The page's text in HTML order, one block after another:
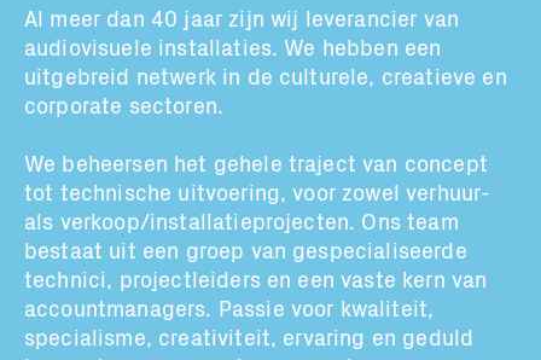
Al meer dan 40 jaar zijn wij leverancier van
audiovisuele installaties. We hebben een
uitgebreid netwerk in de culturele, creatieve en
corporate sectoren.
We beheersen het gehele traject van concept
tot technische uitvoering, voor zowel verhuur-
als verkoop/installatieprojecten. Ons team
bestaat uit een groep van gespecialiseerde
technici, projectleiders en een vaste kern van
accountmanagers. Passie voor kwaliteit,
specialisme, creativiteit, ervaring en geduld